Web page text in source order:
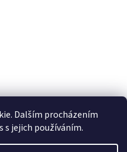
Dalším procházením
s jejich používáním.